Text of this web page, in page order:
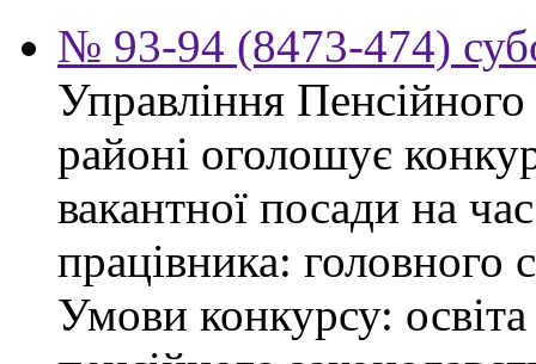
№ 93-94 (8473-474)
Управління
районі оголошує
вакантної посади на
працівника: головного
Умови конкурсу: